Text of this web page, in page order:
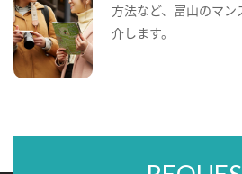
方法など、富山のマ
介します。